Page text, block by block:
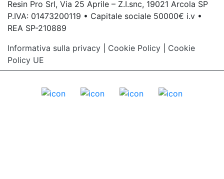
Resin Pro Srl, Via 25 Aprile – Z.I.snc, 19021 Arcola SP
P.IVA: 01473200119 • Capitale sociale 50000€ i.v •
REA SP-210889
Informativa sulla privacy
Cookie Policy
Cookie
Policy UE